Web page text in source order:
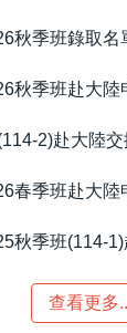
秋季班錄取名
秋季班赴大陸
2)赴大陸
春季班赴大陸
秋季班(114-
查看更多